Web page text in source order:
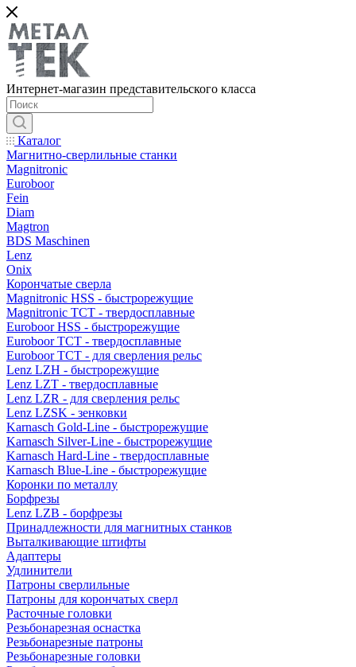
Интернет-магазин представительского класса
Каталог
Магнитно-сверлильные станки
Magnitronic
Euroboor
Fein
Diam
Magtron
BDS Maschinen
Lenz
Onix
Корончатые сверла
Magnitronic HSS - быстрорежущие
Magnitronic TCT - твердосплавные
Euroboor HSS - быстрорежущие
Euroboor TCT - твердосплавные
Euroboor TCT - для сверления рельс
Lenz LZH - быстрорежущие
Lenz LZT - твердосплавные
Lenz LZR - для сверления рельс
Lenz LZSK - зенковки
Karnasch Gold-Line - быстрорежущие
Karnasch Silver-Line - быстрорежущие
Karnasch Hard-Line - твердосплавные
Karnasch Blue-Line - быстрорежущие
Коронки по металлу
Борфрезы
Lenz LZB - борфрезы
Принадлежности для магнитных станков
Выталкивающие штифты
Адаптеры
Удлинители
Патроны сверлильные
Патроны для корончатых сверл
Расточные головки
Резьбонарезная оснастка
Резьбонарезные патроны
Резьбонарезные головки